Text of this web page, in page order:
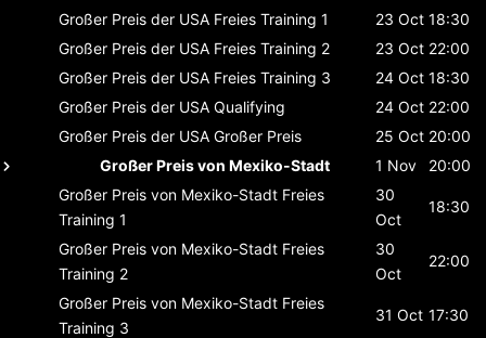
Großer Preis der USA Freies Training 1 23 Oct 18:30
Großer Preis der USA Freies Training 2 23 Oct 22:00
Großer Preis der USA Freies Training 3 24 Oct 18:30
Großer Preis der USA Qualifying 24 Oct 22:00
Großer Preis der USA Großer Preis 25 Oct 20:00
Großer Preis von Mexiko-Stadt
1 Nov
20:00
Großer Preis von Mexiko-Stadt Freies
Training 1
30
Oct
18:30
Großer Preis von Mexiko-Stadt Freies
Training 2
30
Oct
22:00
Großer Preis von Mexiko-Stadt Freies
Training 3
31 Oct 17:30